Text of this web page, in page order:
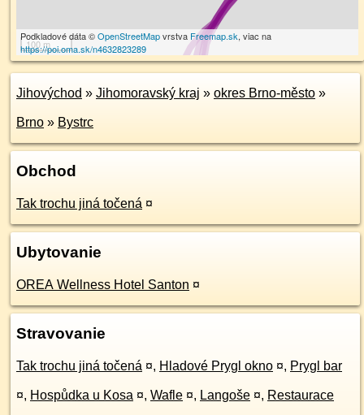
100 m
Podkladové dáta ©OpenStreetMapvrstva Freemap.sk, viac na
https://poi.oma.sk/n4632823289
Jihovýchod » Jihomoravský kraj » okres Brno-město »
Brno » Bystrc
Obchod
Tak trochu jiná točená ¤
Ubytovanie
OREA Wellness Hotel Santon ¤
Stravovanie
Tak trochu jiná točená ¤, Hladové Prygl okno ¤, Prygl bar
¤, Hospůdka u Kosa ¤, Wafle ¤, Langoše ¤, Restaurace